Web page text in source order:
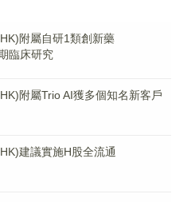
附屬自研1類創新藥
臨床研究
附屬Trio AI獲多個知名新客戶
建議實施H股全流通